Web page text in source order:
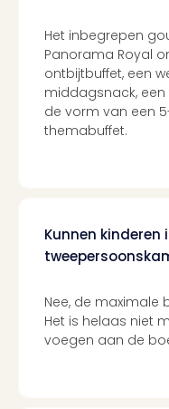
Het inbegrepen
Panorama Royal
ontbijtbuffet, een
middagsnack,
de vorm van een
themabuffet.
Kunnen kinderen
Nee, de maximale
Het is helaas niet
voegen aan de